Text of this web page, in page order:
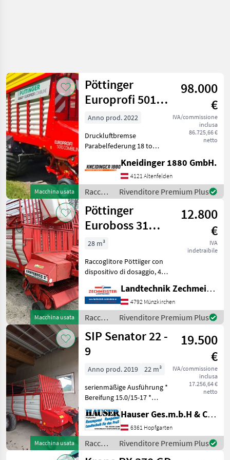
Macchina usata
Pöttinger
Europrofi 5010 D
Combiline
98.000
€
IVA/commissione
inclusa
86.725,66 €
netto
Anno prod. 2022
Druckluftbremse
Parabelfederung 18 to
hydraulisch mit K50
Achsspurweite 1950 mm
Bereifung 710/45-R22, 5 10
Loch (einpresstiefe -70)
Flotati
Kneidinger 1880 GmbH.
4121 Altenfelden
Raccolta
mangimi
/
Pöttinger
Rivenditore Premium Plus
Macchina usata
Pöttinger
Euroboss 31
lame
12.800
€
IVA
indetraibile
28 m³
Raccoglitore Pöttiiger con
dispositivo di dosaggio, 4
comando elettrico comfort,
Lubrificazione centralizzata,
Rullo dosatore, Protezione
lame, Ca
Landtechnik Zechmeister GmbH & Co KG
4792 Münzkirchen
Raccolta
mangimi
/
Pöttinger
Rivenditore Premium Plus
Macchina usata
SIP Senator 22 -
9
19.500
€
IVA/commissione
inclusa
17.256,64 €
netto
Anno prod. 2019
22 m³
serienmäßige Ausführung *
Bereifung 15.0/15-17 *
hydraulische Pick-up *
hydraulische Heckklappe *
hydraulischer Kratzboden *
1x EW + 1xDW erforderlich *
Beleu
Hauser Ges.m.b.H & Co.KG
6361 Hopfgarten
Raccolta
mangimi
Rivenditore Premium Plus